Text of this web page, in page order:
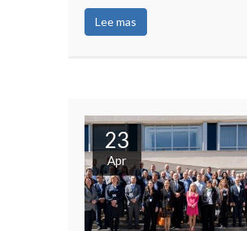
Lee mas
23
Apr